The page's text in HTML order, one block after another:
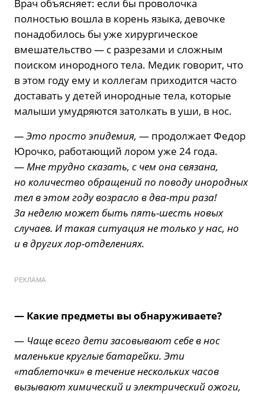
Врач объясняет: если бы проволочка
полностью вошла в корень языка, девочке
понадобилось бы уже хирургическое
вмешательство — с разрезами и сложным
поиском инородного тела. Медик говорит, что
в этом году ему и коллегам приходится часто
доставать у детей инородные тела, которые
малыши умудряются затолкать в уши, в нос.
— Это просто эпидемия, — продолжает Федор
Юрочко, работающий лором уже 24 года.
— Мне трудно сказать, с чем она связана,
но количество обращений по поводу инородных
тел в этом году возрасло в два-три раза!
За неделю может быть пять-шесть новых
случаев. И такая ситуация не только у нас, но
и в других лор-отделениях.
РЕКЛАМА
— Какие предметы вы обнаруживаете?
— Чаще всего дети засовывают себе в нос
маленькие круглые батарейки. Эти
«таблеточки» в течение нескольких часов
вызывают химический и электрический ожоги,